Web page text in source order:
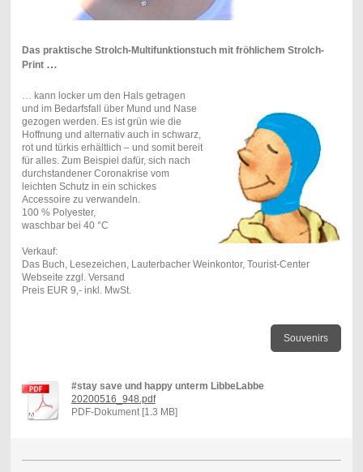
Das praktische Strolch-Multifunktionstuch mit fröhlichem Strolch-
Print …
… kann locker um den Hals getragen
und im Bedarfsfall über Mund und Nase
gezogen werden. Es ist grün wie die
Hoffnung und alternativ auch in schwarz,
rot und türkis erhältlich – und somit bereit
für alles. Zum Beispiel dafür, sich nach
durchstandener Coronakrise vom
leichten Schutz in ein schickes
Accessoire zu verwandeln.
100 % Polyester,
waschbar bei 40 °C
Verkauf:
Das Buch, Lesezeichen, Lauterbacher Weinkontor, Tourist-Center
Webseite zzgl. Versand
Preis EUR 9,- inkl. MwSt.
Souvenirs
#stay save und happy unterm LibbeLabbe
20200516_948.pdf
PDF-Dokument [1.3 MB]